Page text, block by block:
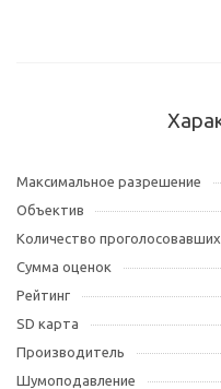
Максимальное разрешение
Объектив
Количество проголосовавших
Сумма оценок
Рейтинг
SD карта
Производитель
Шумоподавление